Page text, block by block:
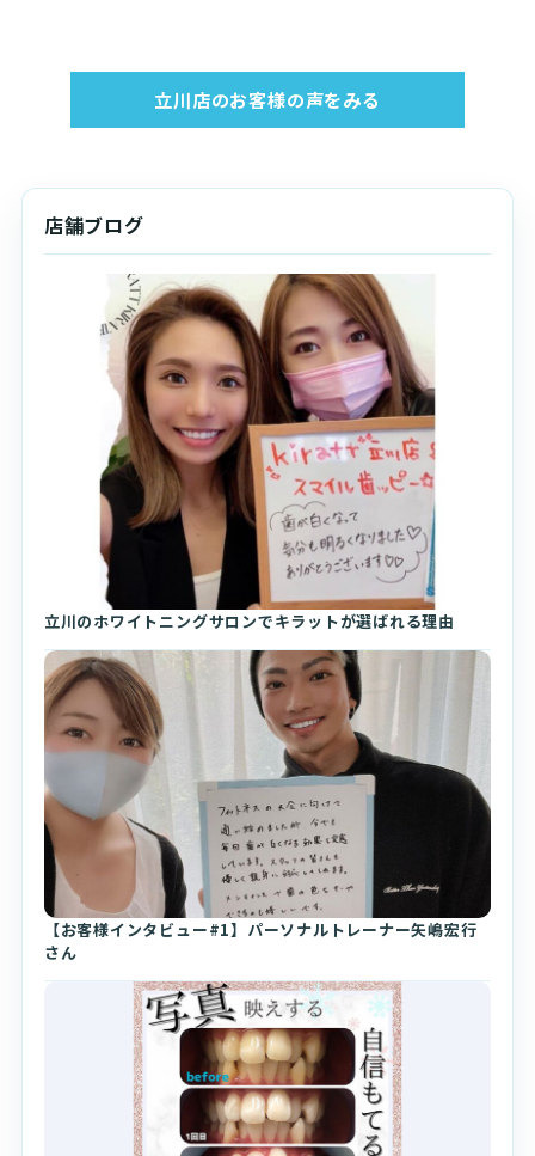
立川店のお客様の声をみる
店舗ブログ
立川のホワイトニングサロンでキラットが選ばれる理由
【お客様インタビュー#1】パーソナルトレーナー矢嶋宏行
さん